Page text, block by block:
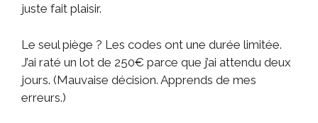
juste fait plaisir.
Le seul piège ? Les codes ont une durée limitée.
J’ai raté un lot de 250€ parce que j’ai attendu deux
jours. (Mauvaise décision. Apprends de mes
erreurs.)